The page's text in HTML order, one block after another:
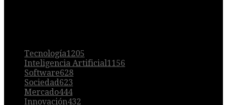
Tecnología1205
Inteligencia Artificial1156
Software628
Sociedad623
Mercado444
Innovación432